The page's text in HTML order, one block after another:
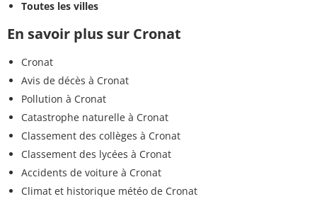
Toutes les villes
En savoir plus sur Cronat
Cronat
Avis de décès à Cronat
Pollution à Cronat
Catastrophe naturelle à Cronat
Classement des collèges à Cronat
Classement des lycées à Cronat
Accidents de voiture à Cronat
Climat et historique météo de Cronat